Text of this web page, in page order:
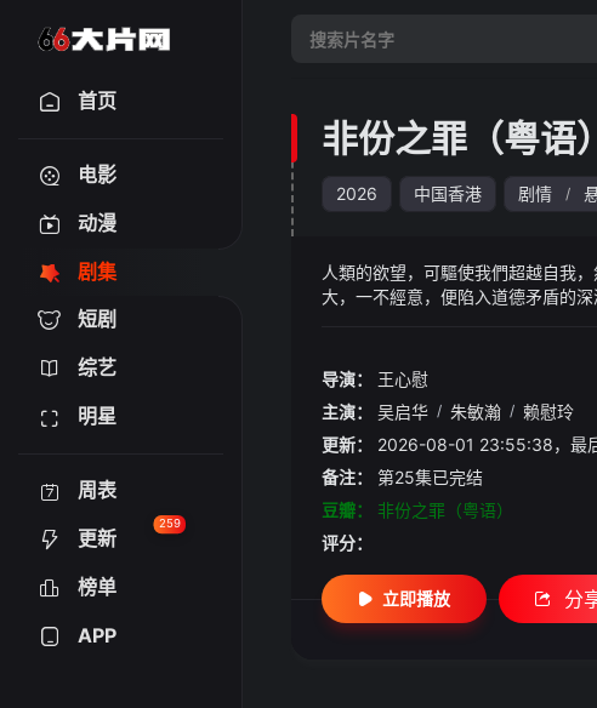
首页
电影
动漫
剧集
短剧
综艺
明星
周表
更新
259
榜单
APP
非份之罪（粤语）
2026 中国香港 剧情 /
人類的欲望，可驅使我們超越自我
大，一不經意，便陷入道德矛盾的
导演：
王心慰
主演：
吴启华 / 朱敏瀚 / 赖慰玲
更新：
2026-08-01 23:55:38，最
备注：
第25集已完结
豆瓣：
非份之罪（粤语）
评分：
立即播放 分